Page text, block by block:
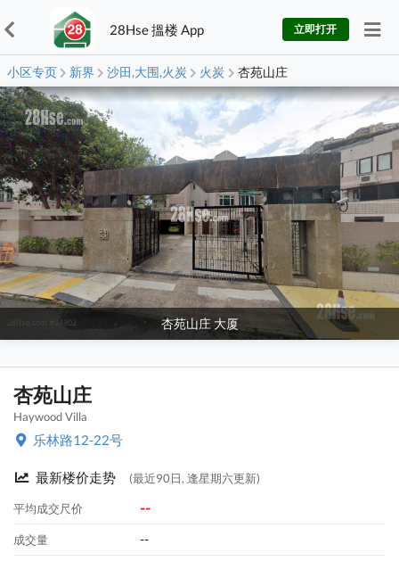
28Hse 搵楼 App 立即打开
小区专页 新界 沙田,大围,火炭 火炭 杏苑山庄
杏苑山庄 大厦
杏苑山庄
Haywood Villa
乐林路12-22号
最新楼价走势 (最近90日, 逢星期六更新)
平均成交尺价 --
成交量 --